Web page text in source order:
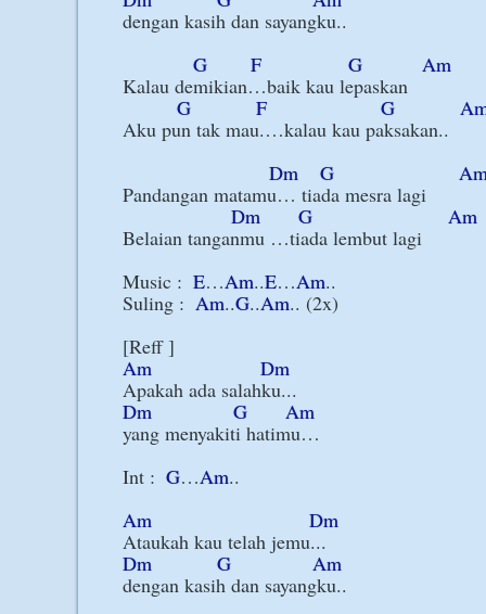
dengan kasih dan sayangku..
G
F G
Am
Kalau demikian…baik kau lepaskan
G
F G
Aku pun tak mau.…kalau kau paksakan..
Dm
G
Pandangan matamu… tiada mesra lagi
Dm
G
Am
Belaian tanganmu …tiada lembut lagi
Music : E…Am..E…Am..
Suling : Am..G..Am.. (2x)
Am
Dm
Dm
G
Am
yang menyakiti hatimu…
Int : G…Am..
Am
Dm
Dm
G
Am
dengan kasih dan sayangku..